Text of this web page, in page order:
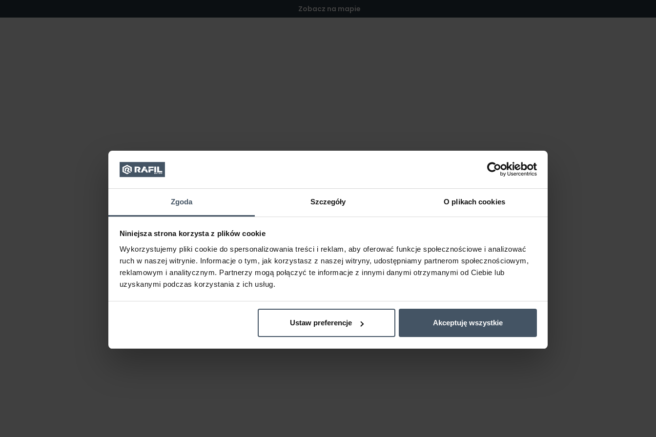
Zgoda Szczegóły O plikach cookies
Niniejsza strona korzysta z plików cookie
Wykorzystujemy pliki cookie do spersonalizowania treści i reklam, aby oferować funkcje społecznościowe i analizować
ruch w naszej witrynie. Informacje o tym, jak korzystasz z naszej witryny, udostępniamy partnerom społecznościowym,
reklamowym i analitycznym. Partnerzy mogą połączyć te informacje z innymi danymi otrzymanymi od Ciebie lub
uzyskanymi podczas korzystania z ich usług.
Ustaw preferencje Akceptuję wszystkie
Zobacz na mapie